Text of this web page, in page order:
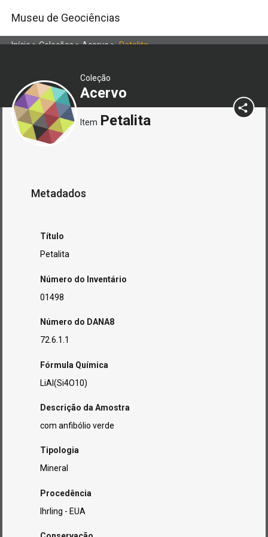
Museu de Geociências
Início>Coleções>Acervo>Petalita
Coleção
Acervo
Item Petalita
Metadados
Título
Petalita
Número do Inventário
01498
Número do DANA8
72.6.1.1
Fórmula Química
LiAl(Si4O10)
Descrição da Amostra
com anfibólio verde
Tipologia
Mineral
Procedência
Ihrling - EUA